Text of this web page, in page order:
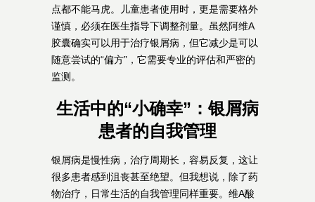
点都不能马虎。儿童患者使用时，更是需要格外
谨慎，必须在医生指导下调整剂量。虽然阿维A
胶囊确实可以用于治疗银屑病，但它减少是可以
随意尝试的“偏方”，它需要专业的评估和严密的
监测。
生活中的“小确幸”：银屑病
患者的自我管理
银屑病是慢性病，治疗周期长，容易反复，这让
很多患者感到沮丧甚至绝望。但我想说，除了药
物治疗，日常生活的自我管理同样重要。维A酸